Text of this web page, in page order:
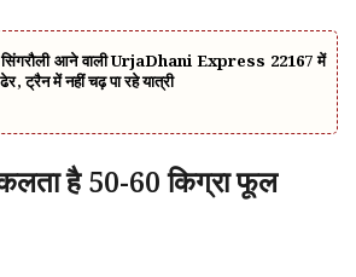
सिंगरौली आने वाली UrjaDhani Express 22167 में
ट्रैन में नहीं चढ़ पा रहे यात्री
है 50-60 किग्रा फूल